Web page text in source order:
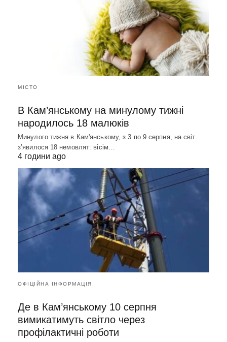
МІСТО
В Кам’янському на минулому тижні
народилось 18 малюків
Минулого тижня в Кам'янському, з 3 по 9 серпня, на світ
зʼявилося 18 немовлят: вісім…
4 години ago
ОФІЦІЙНА ІНФОРМАЦІЯ
Де в Кам’янському 10 серпня
вимикатимуть світло через
профілактичні роботи